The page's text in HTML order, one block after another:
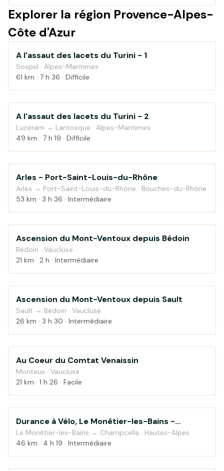
Explorer la région Provence-Alpes-
Côte d'Azur
Montagne
A l'assaut des lacets du Turini - 1
Sospel · Alpes-Maritimes
61 km · 7 h 36 · Difficile
Montagne
A l'assaut des lacets du Turini - 2
Lucéram → Lantosque · Alpes-Maritimes
49 km · 7 h 19 · Difficile
Bord de mer
Arles - Port-Saint-Louis-du-Rhône
Arles → Port-Saint-Louis-du-Rhône · Bouches-du-Rhône
53 km · 3 h 36 · Intermédiaire
Montagne
Ascension du Mont-Ventoux depuis Bédoin
Bédoin · Vaucluse
21 km · 2 h · Intermédiaire
Montagne
Ascension du Mont-Ventoux depuis Sault
Sault → Bédoin · Vaucluse
26 km · 3 h 30 · Intermédiaire
Campagne
Au Coeur du Comtat Venaissin
Monteux · Vaucluse
21 km · 1 h 26 · Facile
Montagne
Durance à Vélo, Le Monêtier-les-Bains -
Sisteron — étape 1
Le Monêtier-les-Bains → Champcella · Hautes-Alpes
46 km · 4 h 19 · Intermédiaire